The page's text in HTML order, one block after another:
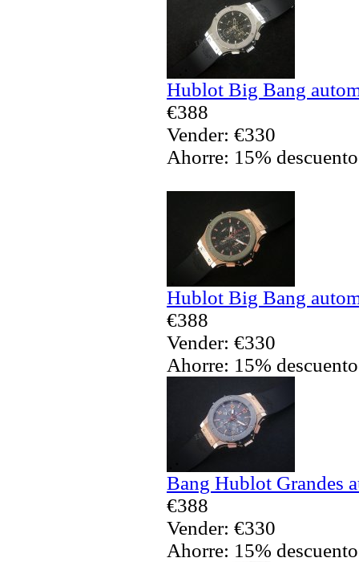
Hublot Big Bang
€388
Vender: €330
Ahorre: 15% descuento
Hublot Big Bang
€388
Vender: €330
Ahorre: 15% descuento
Bang Hublot Grandes
€388
Vender: €330
Ahorre: 15% descuento